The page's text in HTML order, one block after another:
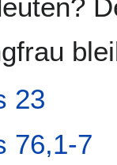
23
76,1-7